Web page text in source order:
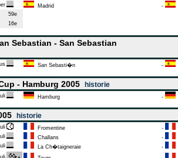
Madrid -
59e
16e
Sebastian - San Sebastian
San Sebasti�n -
- Hamburg 2005 historie
Hamburg -
historie
Fromentine -
Challans -
La Ch�taigneraie -